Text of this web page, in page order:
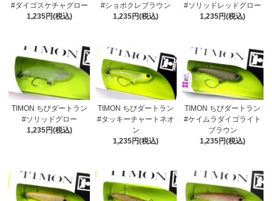
#ダイゴスケチャグロー
1,235円(税込)
#ショボクレブラウン
1,235円(税込)
#ソリッドレッドグロー
1,235円(税込)
TIMON ちびダートラン
#ソリッドグロー
1,235円(税込)
TIMON ちびダートラン
#タッキーチャートネオ
ン
1,235円(税込)
TIMON ちびダートラン
#ケイムラダイゴライト
ブラウン
1,235円(税込)